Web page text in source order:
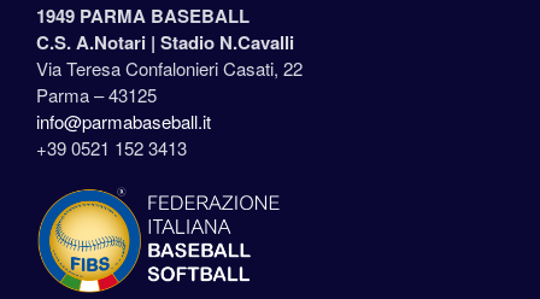
1949 PARMA BASEBALL
C.S. A.Notari | Stadio N.Cavalli
Via Teresa Confalonieri Casati, 22
Parma – 43125
info@parmabaseball.it
+39 0521 152 3413